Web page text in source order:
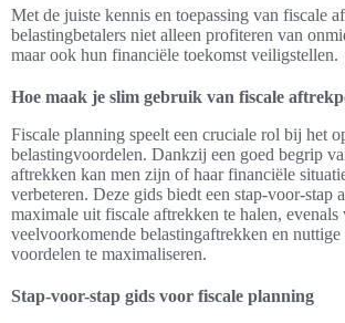
Met de juiste kennis en toepassing van fiscale
belastingbetalers niet alleen profiteren van
maar ook hun financiële toekomst veiligstellen.
Hoe maak je slim gebruik van fiscale
Fiscale planning speelt een cruciale rol bij het
belastingvoordelen. Dankzij een goed begrip
aftrekken kan men zijn of haar financiële
verbeteren. Deze gids biedt een stap-voor-stap
maximale uit fiscale aftrekken te halen, evenals
veelvoorkomende belastingaftrekken en
voordelen te maximaliseren.
Stap-voor-stap gids voor fiscale planning